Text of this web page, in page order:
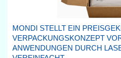
MONDI STELLT EIN
VERPACKUNGSKONZEPT
ANWENDUNGEN DURCH